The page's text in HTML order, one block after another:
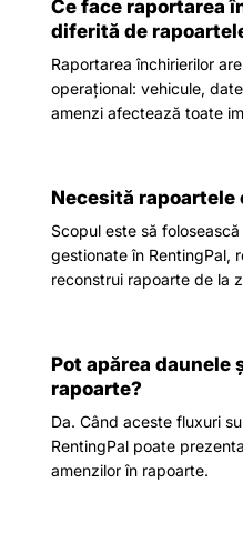
Ce face raportarea
diferită de
Raportarea închirierilor
operațional: vehicule,
amenzi afectează toate
Necesită
Scopul este să
gestionate în RentingPal,
reconstrui rapoarte de la
Pot apărea daunele
rapoarte?
Da. Când aceste fluxuri
RentingPal poate
amenzilor în rapoarte.